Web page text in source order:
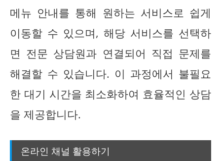
메뉴 안내를 통해 원하는 서비스로 쉽게
이동할 수 있으며, 해당 서비스를 선택하
면 전문 상담원과 연결되어 직접 문제를
해결할 수 있습니다. 이 과정에서 불필요
한 대기 시간을 최소화하여 효율적인 상담
을 제공합니다.
온라인 채널 활용하기